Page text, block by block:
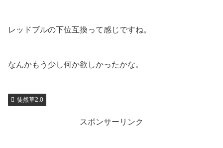
レッドブルの下位互換って感じですね。
なんかもう少し何か欲しかったかな。
徒然草2.0
スポンサーリンク